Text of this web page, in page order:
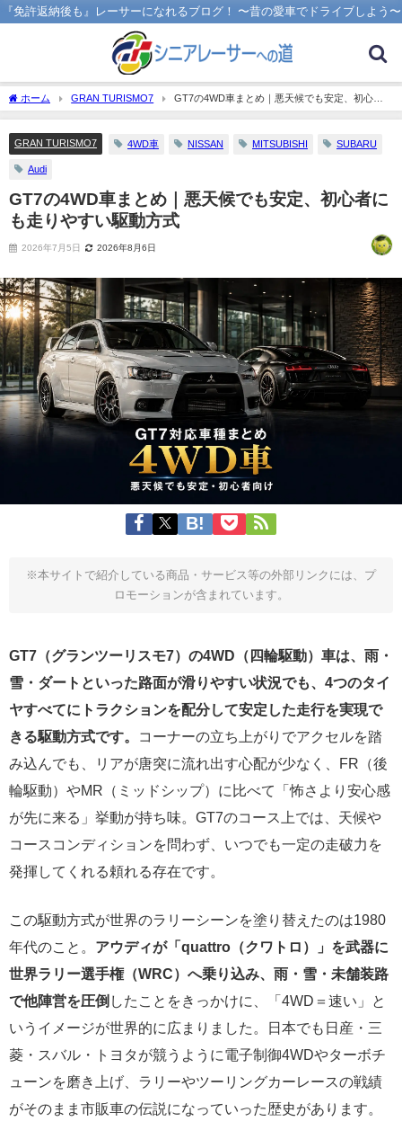
『免許返納後も』レーサーになれるブログ！ 〜昔の愛車でドライブしよう〜
ホーム GRAN TURISMO7
GT7の4WD車まとめ｜悪天候でも安定、初心者
にも走りやすい駆動方式
GRAN TURISMO7 4WD車 NISSAN MITSUBISHI SUBARU
Audi
GT7の4WD車まとめ｜悪天候でも安定、初心者に
も走りやすい駆動方式
2026年7月5日 2026年8月6日
※本サイトで紹介している商品・サービス等の外部リンクには、プ
ロモーションが含まれています。
GT7（グランツーリスモ7）の4WD（四輪駆動）車は、雨・
雪・ダートといった路面が滑りやすい状況でも、4つのタイ
ヤすべてにトラクションを配分して安定した走行を実現で
きる駆動方式です。
コーナーの立ち上がりでアクセルを踏
み込んでも、リアが唐突に流れ出す心配が少なく、FR（後
輪駆動）やMR（ミッドシップ）に比べて「怖さより安心感
が先に来る」挙動が持ち味。GT7のコース上では、天候や
コースコンディションを問わず、いつでも一定の走破力を
発揮してくれる頼れる存在です。
この駆動方式が世界のラリーシーンを塗り替えたのは1980
年代のこと。 アウディが「quattro（クワトロ）」を武器に
世界ラリー選手権（WRC）へ乗り込み、雨・雪・未舗装路
で他陣営を圧倒 したことをきっかけに、「4WD＝速い」と
いうイメージが世界的に広まりました。日本でも日産・三
菱・スバル・トヨタが競うように電子制御4WDやターボチ
ューンを磨き上げ、ラリーやツーリングカーレースの戦績
がそのまま市販車の伝説になっていった歴史があります。